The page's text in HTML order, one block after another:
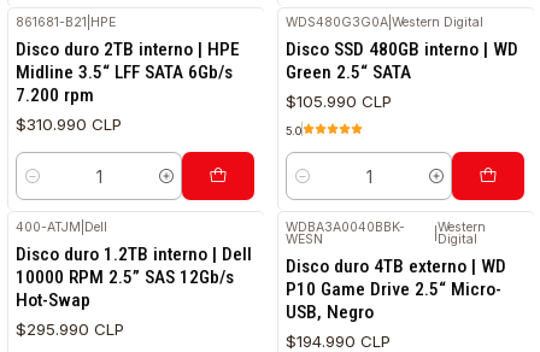
861681-B21 HPE
Disco duro 2TB interno | HPE
Midline 3.5“ LFF SATA 6Gb/s
7.200 rpm
$310.990 CLP
Cantidad
WDS480G3G0A |Western Digital
Disco SSD 480GB interno | WD
Green 2.5“ SATA
$105.990 CLP
5.0
Cantidad
400-ATJM Dell
Disco duro 1.2TB interno | Dell
10000 RPM 2.5” SAS 12Gb/s
Hot-Swap
$295.990 CLP
WDBA3A0040BBK-
WESN
Western
Digital
Disco duro 4TB externo | WD
P10 Game Drive 2.5“ Micro-
USB, Negro
$194.990 CLP